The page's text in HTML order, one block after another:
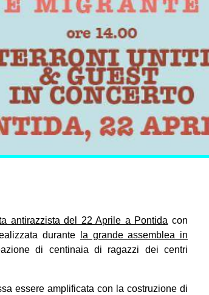
antirazzista del 22 Aprile a Pontida con
durante
la grande assemblea in
di centinaia di ragazzi dei centri
essere amplificata con la costruzione di